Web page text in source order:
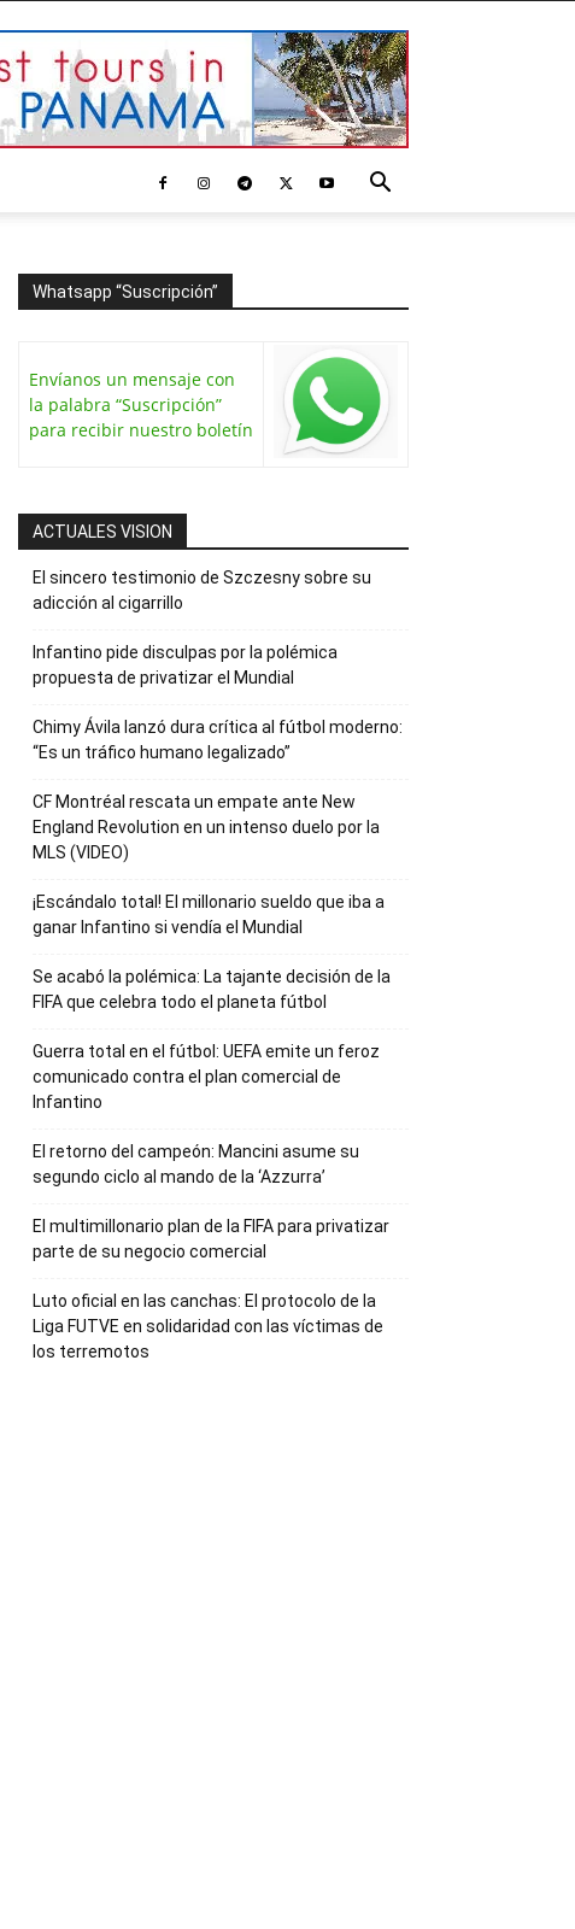
Whatsapp “Suscripción”
Envíanos un mensaje con
la palabra “Suscripción”
para recibir nuestro boletín
ACTUALES VISION
El sincero testimonio de Szczesny sobre su
adicción al cigarrillo
Infantino pide disculpas por la polémica
propuesta de privatizar el Mundial
Chimy Ávila lanzó dura crítica al fútbol moderno:
“Es un tráfico humano legalizado”
CF Montréal rescata un empate ante New
England Revolution en un intenso duelo por la
MLS (VIDEO)
¡Escándalo total! El millonario sueldo que iba a
ganar Infantino si vendía el Mundial
Se acabó la polémica: La tajante decisión de la
FIFA que celebra todo el planeta fútbol
Guerra total en el fútbol: UEFA emite un feroz
comunicado contra el plan comercial de
Infantino
El retorno del campeón: Mancini asume su
segundo ciclo al mando de la ‘Azzurra’
El multimillonario plan de la FIFA para privatizar
parte de su negocio comercial
Luto oficial en las canchas: El protocolo de la
Liga FUTVE en solidaridad con las víctimas de
los terremotos